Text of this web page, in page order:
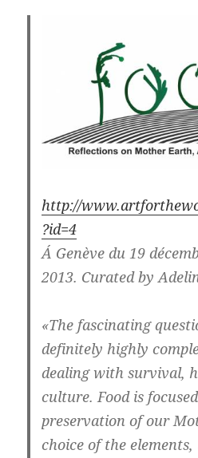
http://
?id=4
Á Genève du 19
2013. Curated by
«The fascinating
definitely highly
dealing with survival,
culture. Food is
preservation of our
choice of the